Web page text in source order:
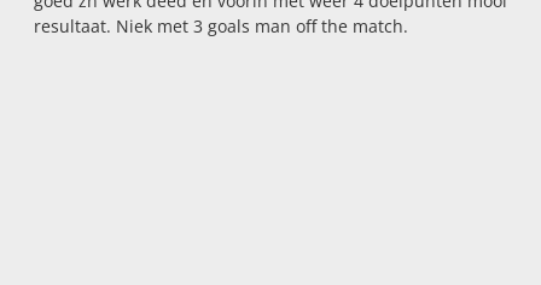
resultaat. Niek met 3 goals man off the match.